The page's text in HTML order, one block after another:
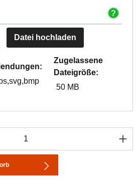
Datei hochladen
Zugelassene
Dateigröße:
50 MB
den gewünschten